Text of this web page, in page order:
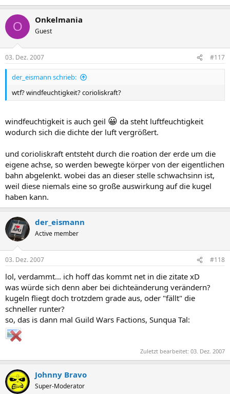
O Onkelmania
Guest
03. Dez. 2007 #117
der_eismann schrieb:
wtf? windfeuchtigkeit? corioliskraft?
windfeuchtigkeit is auch geil 😀 da steht luftfeuchtigkeit
wodurch sich die dichte der luft vergrößert.
und corioliskraft entsteht durch die roation der erde um die
eigene achse, so werden bewegte körper von der eigentlichen
bahn abgelenkt. wobei das an dieser stelle schwachsinn ist,
weil diese niemals eine so große auswirkung auf die kugel
haben kann.
der_eismann
Active member
03. Dez. 2007 #118
lol, verdammt... ich hoff das kommt net in die zitate xD
was würde sich denn aber bei dichteänderung verändern?
kugeln fliegt doch trotzdem grade aus, oder "fällt" die
schneller runter?
so, das is dann mal Guild Wars Factions, Sunqua Tal:
Zuletzt bearbeitet: 03. Dez. 2007
Johnny Bravo
Super-Moderator